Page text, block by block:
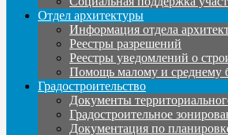
Отдел архитектуры
Информация отдела
Реестры разрешений
Реестры уведомлений о
Помощь малому и среднему
Градостроительство
Документы
Градостроительное
Документация по